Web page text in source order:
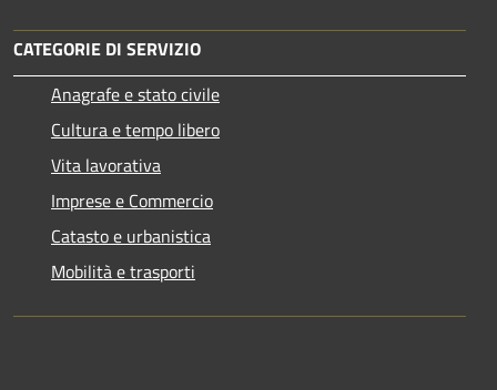
CATEGORIE DI SERVIZIO
Anagrafe e stato civile
Cultura e tempo libero
Vita lavorativa
Imprese e Commercio
Catasto e urbanistica
Mobilità e trasporti